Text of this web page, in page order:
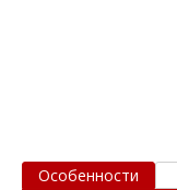
Особенности